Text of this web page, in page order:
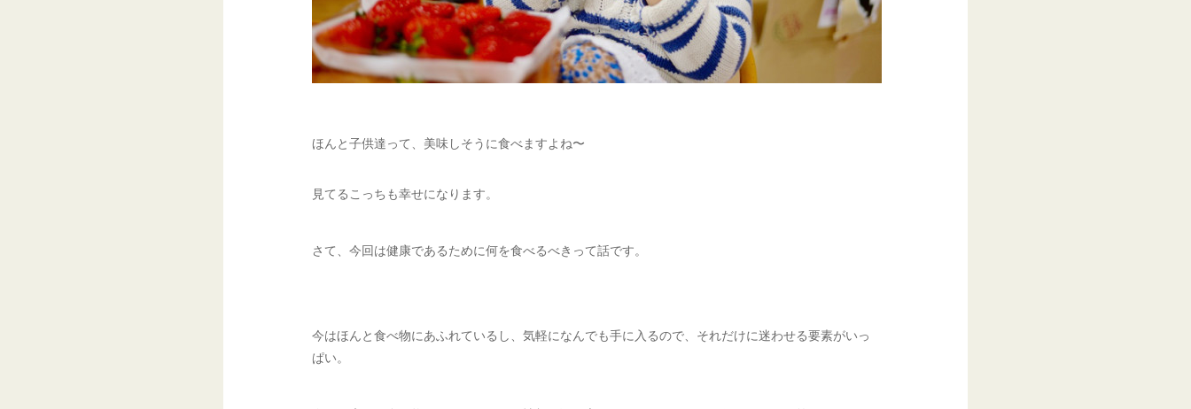
ほんと子供達って、美味しそうに食べますよね〜
見てるこっちも幸せになります。
さて、今回は健康であるために何を食べるべきって話です。
今はほんと食べ物にあふれているし、気軽になんでも手に入るので、それだけに迷わせる要素がいっ
ぱい。